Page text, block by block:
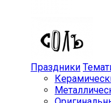
Праздники